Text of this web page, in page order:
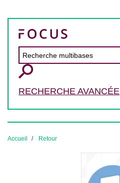
RECHERCHE AVANCÉE
Accueil Retour